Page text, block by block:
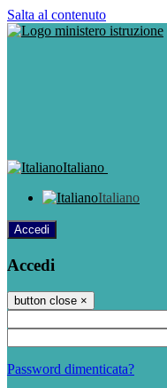
Salta al contenuto
Italiano
Italiano
Accedi
Accedi
button close ×
Password dimenticata?